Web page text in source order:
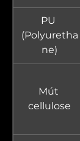
PU
(Polyuretha
ne)
Mút
cellulose